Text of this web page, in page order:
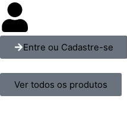
Entre ou Cadastre-se
Ver todos os produtos